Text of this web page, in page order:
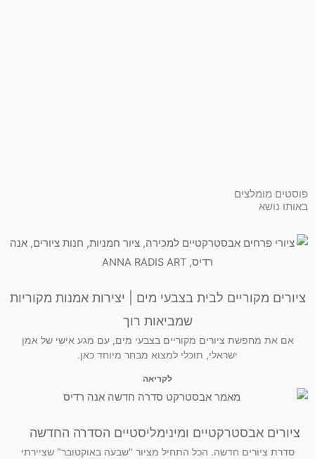
פוסטים מומלצים
באותו נושא
ציורים מקוריים לבית בצבעי מים | יצירות אמנות מקוריות
שמביאות רוך
אם את מחפשת ציורים מקוריים בצבעי מים, עם מגע אישי של אמן
ישראלי, תוכלי למצוא מבחר מיוחד כאן.
לקריאה
ציורים אבסטרקטיים ומינימליסטיים הסדרה החדשה
סדרת ציורים חדשה. הכל התחיל מציור "שבעה באוקטובר" שציירתי